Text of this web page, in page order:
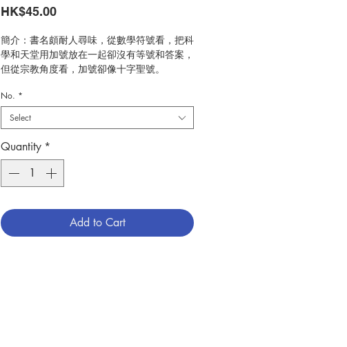
HK$45.00Price
簡介：書名頗耐人尋味，從數學符號看，把科
學和天堂用加號放在一起卻沒有等號和答案，
但從宗教角度看，加號卻像十字聖號。
全書行文暢順、圖畫生動、佈局不凡、情節有
趣。本書的對象雖是為孩童而設計，但內容卻
發人深省。讀起來，科學引人入勝，天堂並不
遙遠。
作者：熊仔餅
出版：良友之聲
初版日期：2019.07
分類：兒童宗教
No. *
Select
Quantity *
Add to Cart